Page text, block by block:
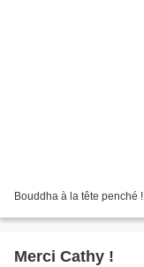
Bouddha à la tête penché !
Merci Cathy !